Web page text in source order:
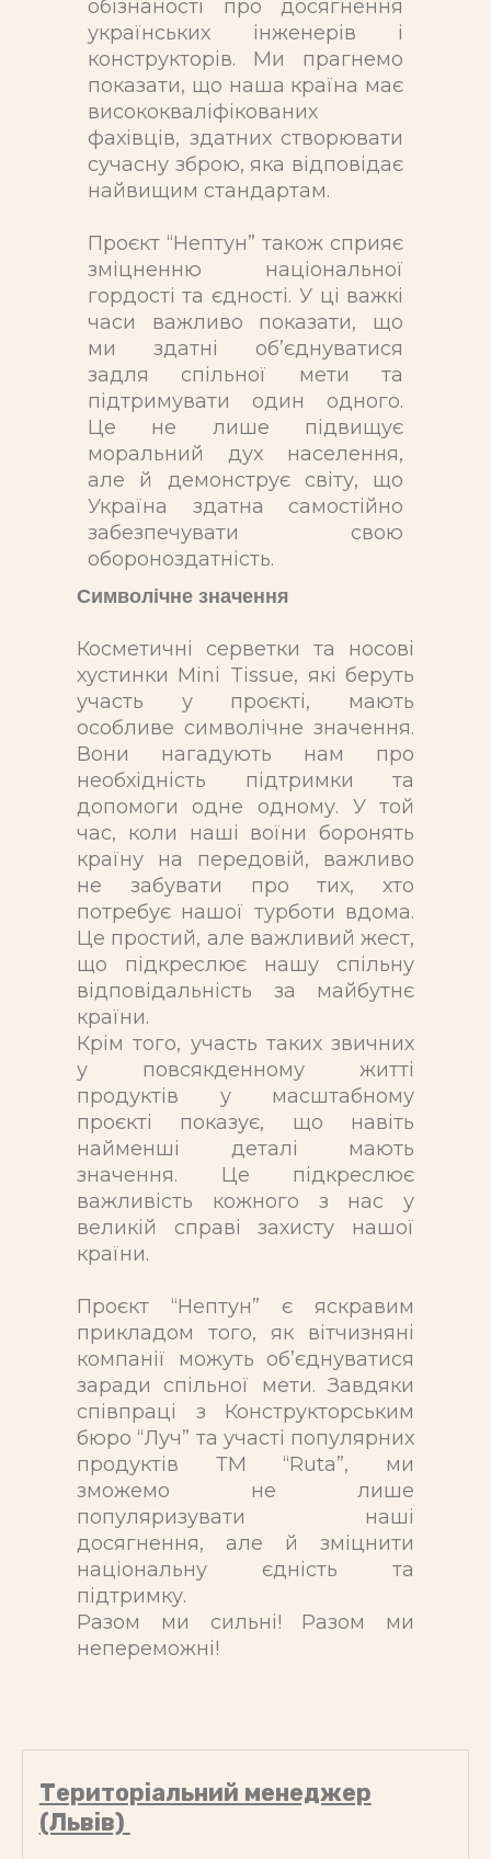
обізнаності про досягнення
українських інженерів і
конструкторів. Ми прагнемо
показати, що наша країна має
висококваліфікованих
фахівців, здатних створювати
сучасну зброю, яка відповідає
найвищим стандартам.
Проєкт “Нептун” також сприяє
зміцненню національної
гордості та єдності. У ці важкі
часи важливо показати, що
ми здатні об’єднуватися
задля спільної мети та
підтримувати один одного.
Це не лише підвищує
моральний дух населення,
але й демонструє світу, що
Україна здатна самостійно
забезпечувати свою
обороноздатність.
Символічне значення
Косметичні серветки та носові
хустинки Mini Tissue, які беруть
участь у проєкті, мають
особливе символічне значення.
Вони нагадують нам про
необхідність підтримки та
допомоги одне одному. У той
час, коли наші воїни боронять
країну на передовій, важливо
не забувати про тих, хто
потребує нашої турботи вдома.
Це простий, але важливий жест,
що підкреслює нашу спільну
відповідальність за майбутнє
країни.
Крім того, участь таких звичних
у повсякденному житті
продуктів у масштабному
проєкті показує, що навіть
найменші деталі мають
значення. Це підкреслює
важливість кожного з нас у
великій справі захисту нашої
країни.
Проєкт “Нептун” є яскравим
прикладом того, як вітчизняні
компанії можуть об’єднуватися
заради спільної мети. Завдяки
співпраці з Конструкторським
бюро “Луч” та участі популярних
продуктів ТМ “Ruta”, ми
зможемо не лише
популяризувати наші
досягнення, але й зміцнити
національну єдність та
підтримку.
Разом ми сильні! Разом ми
непереможні!
Територіальний менеджер
(Львів) ​